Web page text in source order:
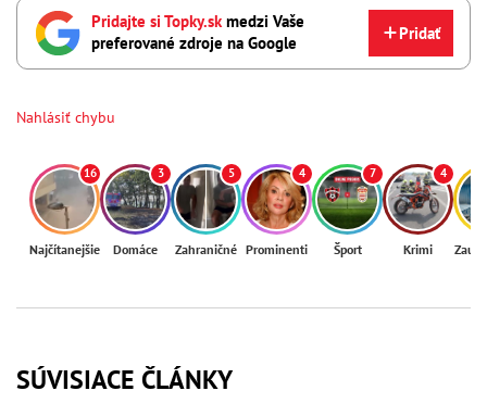
Pridajte si Topky.skmedzi Vaše
preferované zdroje na Google
Pridať
Nahlásiť chybu
16
Najčítanejšie
3
Domáce
5
Zahraničné
4
Prominenti
7
Šport
4
Krimi
SÚVISIACE ČLÁNKY